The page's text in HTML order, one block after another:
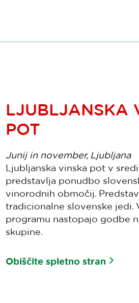
LJUBLJANSKA
POT
Junij in november, Ljubljana
Ljubljanska vinska pot v
predstavlja ponudbo
vinorodnih območij.
tradicionalne slovenske jedi.
programu nastopajo godbe
skupine.
Obiščite spletno stran